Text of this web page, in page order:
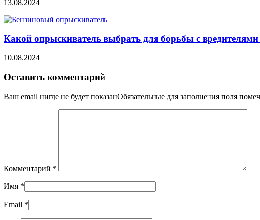
13.08.2024
Какой опрыскиватель выбрать для борьбы с вредителями
10.08.2024
Оставить комментарий
Ваш email нигде не будет показанОбязательные для заполнения поля
Комментарий *
Имя *
Email *